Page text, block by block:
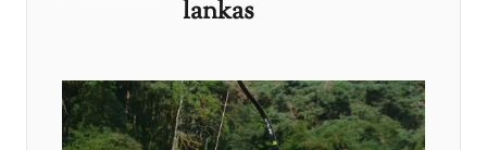
lankas